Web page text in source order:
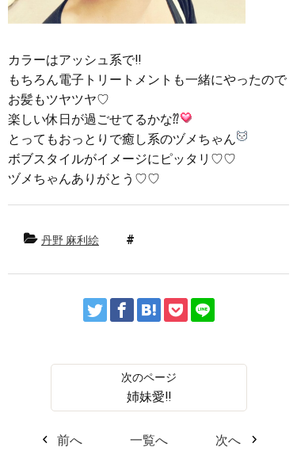
カラーはアッシュ系で‼︎
もちろん電子トリートメントも一緒にやったので
お髪もツヤツヤ♡
楽しい休日が過ごせてるかな⁇
とってもおっとりで癒し系のヅメちゃん
ボブスタイルがイメージにピッタリ♡♡
ヅメちゃんありがとう♡♡
丹野 麻利絵
姉妹愛‼︎
前へ 一覧へ 次へ